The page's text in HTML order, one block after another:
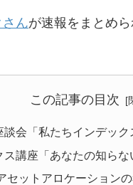
んが速報をまとめ
この記事の目次
会「私たちインデック
講座「あなたの知らな
セットアロケーション